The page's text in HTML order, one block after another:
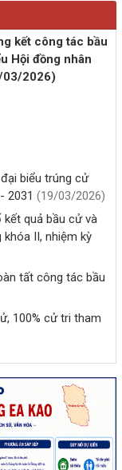
TAI, BẢO ĐẢM AN
NGHIỆM LỄ HỘI
HỢP VỚI CÁC
BẢO ĐẢM AN
kết công tác bầu
Hội đồng nhân
03/2026)
biểu trúng cử
2031 (19/03/2026)
kết quả bầu cử và
II, nhiệm kỳ
tất công tác bầu
100% cử tri tham